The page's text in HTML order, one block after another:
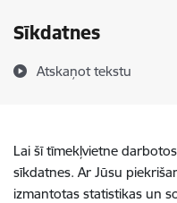
Sīkdatnes
Atskaņot tekstu
Lai šī tīmekļvietne
sīkdatnes. Ar Jūsu
izmantotas statistikas un